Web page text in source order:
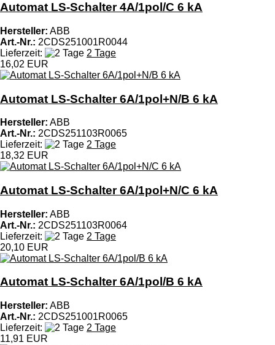
Automat LS-Schalter 4A/1pol/C 6 kA
Hersteller: ABB
Art.-Nr.: 2CDS251001R0044
Lieferzeit:
2 Tage
16,02 EUR
Automat LS-Schalter 6A/1pol+N/B 6 kA
Hersteller: ABB
Art.-Nr.: 2CDS251103R0065
Lieferzeit:
2 Tage
18,32 EUR
Automat LS-Schalter 6A/1pol+N/C 6 kA
Hersteller: ABB
Art.-Nr.: 2CDS251103R0064
Lieferzeit:
2 Tage
20,10 EUR
Automat LS-Schalter 6A/1pol/B 6 kA
Hersteller: ABB
Art.-Nr.: 2CDS251001R0065
Lieferzeit:
2 Tage
11,91 EUR